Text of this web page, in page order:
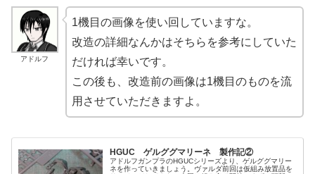
アドルフ
1機目の画像を使い回していますな。
改造の詳細なんかはそちらを参考にしていた
だければ幸いです。
この後も、改造前の画像は1機目のものを流
用させていただきますよ。
HGUC ゲルググマリーネ 製作記②
アドルフガンプラのHGUCシリーズより、ゲルググマリー
ネを作っていきましょう。ヴァルダ前回は仮組み放置品を